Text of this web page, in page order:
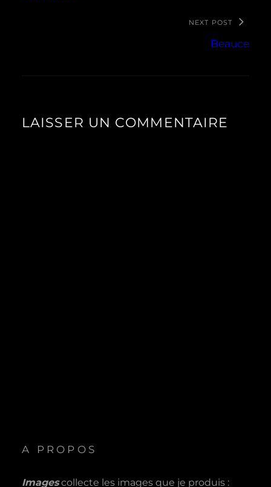
NEXT POST
Beauce
LAISSER UN COMMENTAIRE
A PROPOS
Imagescollecte les images que je produis :